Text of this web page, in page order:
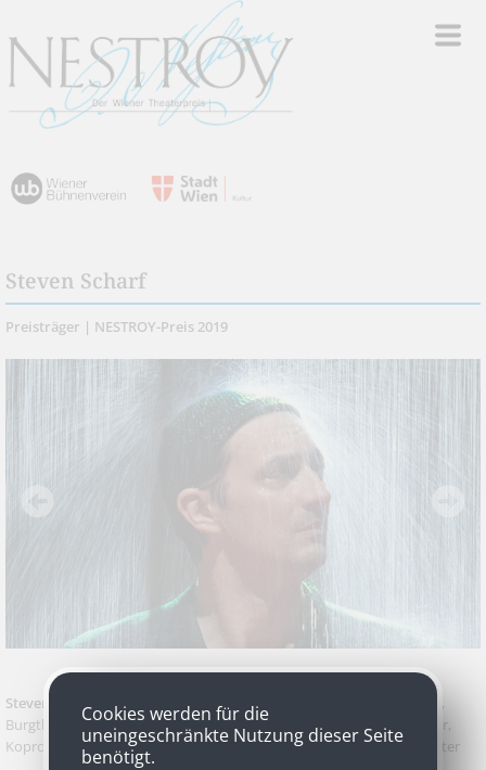
Steven Scharf
Preisträger | NESTROY-Preis 2019
Steven Scharf
als Lucas in „Medea“ von Simon Stone nach Euripides,
Burgtheater und als Franz Woyzeck in „Woyzeck“ von Georg Büchner,
Koproduktion Burgtheater, Schauspielhaus Bochum, Akademietheater
Cookies werden für die
uneingeschränkte Nutzung dieser Seite
benötigt.